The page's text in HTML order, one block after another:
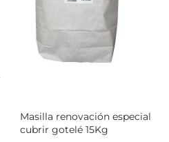
Masilla renovación especial
cubrir gotelé 15Kg